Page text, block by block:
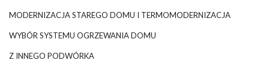
MODERNIZACJA STAREGO DOMU I TERMOMODERNIZACJA
WYBÓR SYSTEMU OGRZEWANIA DOMU
Z INNEGO PODWÓRKA